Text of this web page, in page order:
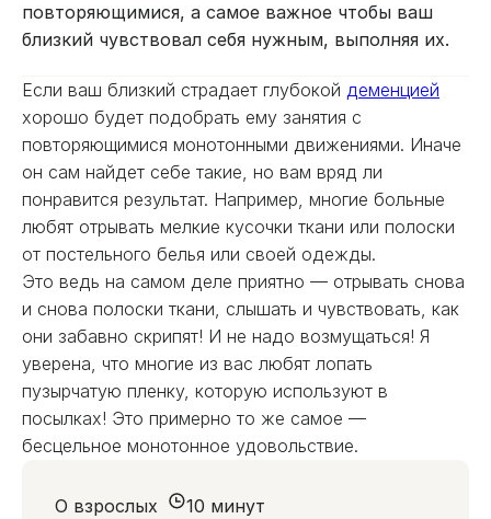
повторяющимися, а самое важное чтобы ваш
близкий чувствовал себя нужным, выполняя их.
Если ваш близкий страдает глубокой деменцией
хорошо будет подобрать ему занятия с
повторяющимися монотонными движениями. Иначе
он сам найдет себе такие, но вам вряд ли
понравится результат. Например, многие больные
любят отрывать мелкие кусочки ткани или полоски
от постельного белья или своей одежды.
Это ведь на самом деле приятно — отрывать снова
и снова полоски ткани, слышать и чувствовать, как
они забавно скрипят! И не надо возмущаться! Я
уверена, что многие из вас любят лопать
пузырчатую пленку, которую используют в
посылках! Это примерно то же самое —
бесцельное монотонное удовольствие.
О взрослых 10 минут